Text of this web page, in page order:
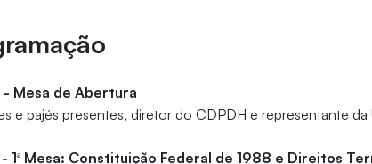
Mesa de Abertura
e pajés presentes, diretor do CDPDH e representante da
1ª Mesa: Constituição Federal de 1988 e Direitos